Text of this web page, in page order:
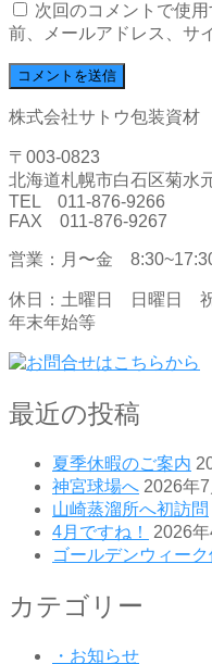
次回のコメントで使
前、メールアドレス、サ
株式会社サトウ包装資材
〒003-0823
北海道札幌市白石区菊水
TEL 011-876-9266
FAX 011-876-9267
営業：月〜金
休日：土曜日 日曜日 祝
年末年始等
最近の投稿
夏季休暇のご案内
神宮球場へ 2026年7
山崎蒸溜所へ初訪問
4月ですね！
2026
ゴールデンウィー
カテゴリー
・お知らせ